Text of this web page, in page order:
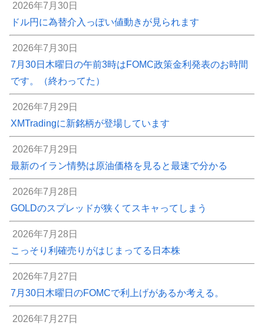
2026年7月30日
ドル円に為替介入っぽい値動きが見られます
2026年7月30日
7月30日木曜日の午前3時はFOMC政策金利発表のお時間
です。（終わってた）
2026年7月29日
XMTradingに新銘柄が登場しています
2026年7月29日
最新のイラン情勢は原油価格を見ると最速で分かる
2026年7月28日
GOLDのスプレッドが狭くてスキャってしまう
2026年7月28日
こっそり利確売りがはじまってる日本株
2026年7月27日
7月30日木曜日のFOMCで利上げがあるか考える。
2026年7月27日